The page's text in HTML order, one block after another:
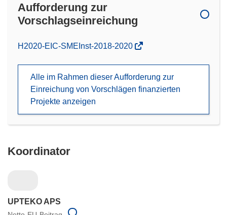
Aufforderung zur
Vorschlagseinreichung
(öffnet
Fenster)
H2020-EIC-SMEInst-2018-2020
Alle im Rahmen dieser Aufforderung zur
Einreichung von Vorschlägen finanzierten
Projekte anzeigen
Koordinator
UPTEKO APS